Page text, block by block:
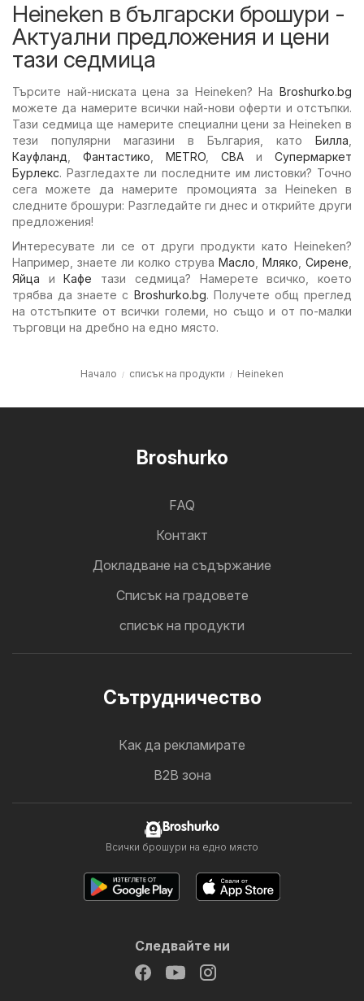
Heineken в български брошури -
Актуални предложения и цени
тази седмица
Търсите най-ниската цена за Heineken? На Broshurko.bg
можете да намерите всички най-нови оферти и отстъпки.
Тази седмица ще намерите специални цени за Heineken в
тези популярни магазини в България, като Билла
Кауфланд
Фантастико METRO CBA и Супермаркет
Бурлекс. Разгледахте ли последните им листовки? Точно
сега можете да намерите промоцията за Heineken в
следните брошури: Разгледайте ги днес и открийте други
предложения!
Интересувате ли се от други продукти като Heineken?
Например, знаете ли колко струва Масло Мляко Сирене
Яйца иКафе тази седмица? Намерете всичко, което
трябва да знаете с Broshurko.bg. Получете общ преглед
на отстъпките от всички големи, но също и от по-малки
търговци на дребно на едно място.
Начало списък на продукти Heineken
Broshurko
FAQ
Контакт
Докладване на съдържание
Cписък на градовете
списък на продукти
Cътрудничество
Как да рекламирате
B2B зона
Broshurko
Всички брошури на едно място
Следвайте ни